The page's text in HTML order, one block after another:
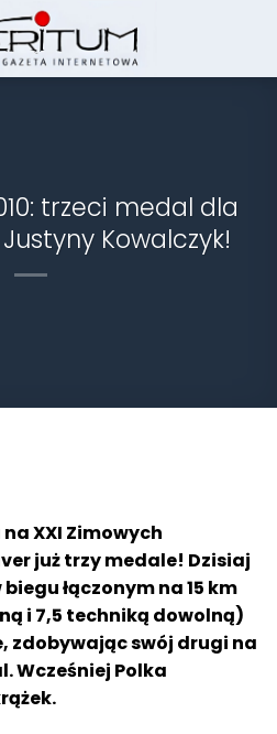
trzeci medal dla
Justyny Kowalczyk!
XXI Zimowych
już trzy medale! Dzisiaj
łączonym na 15 km
i 7,5 techniką dowolną)
zdobywając swój drugi na
Wcześniej Polka